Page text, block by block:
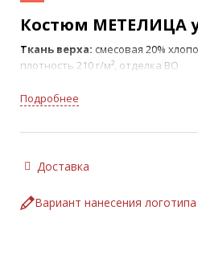
Костюм МЕТЕЛИЦА
Ткань верха: смесовая 20%
плотность 210 г/м², отделка ВО
Ткань: смесовая, 20% хлопок, 80%
Утеплитель: Синтепон, 100% ПЭ
ТР ТС 019/2011
ГОСТ 12.4.303-2016
Защитные свойства:
Подробнее
Доставка
Вариант нанесения логотипа